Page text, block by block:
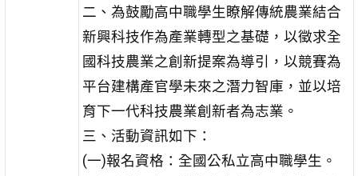
二、為鼓勵高中職學生瞭解傳統農業結合
新興科技作為產業轉型之基礎，以徵求全
國科技農業之創新提案為導引，以競賽為
平台建構產官學未來之潛力智庫，並以培
育下一代科技農業創新者為志業。
三、活動資訊如下：
(一)報名資格：全國公私立高中職學生。